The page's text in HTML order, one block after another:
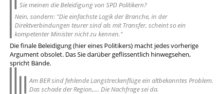
Sie meinen die Beleidigung von SPD Politikern?
Nein, sondern: "Die einfachste Logik der Branche, in der
Direktverbindungen teurer sind als mit Transfer, scheint so ein
kompetenter Minister nicht zu kennen."
Die finale Beleidigung (hier eines Politikers) macht jedes vorherige
Argument obsolet. Das Sie darüber geflissentlich hinwegsehen,
spricht Bände.
Am BER sind fehlende Langstreckenflüge ein altbekanntes Problem.
Das schade der Region,.... Die Nachfrage sei da.